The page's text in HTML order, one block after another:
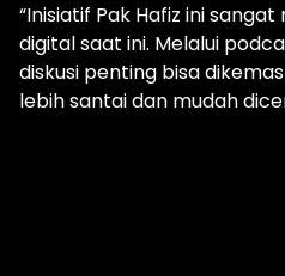
“Inisiatif Pak Hafiz ini
digital saat ini. Melalui
diskusi penting bisa
lebih santai dan mudah